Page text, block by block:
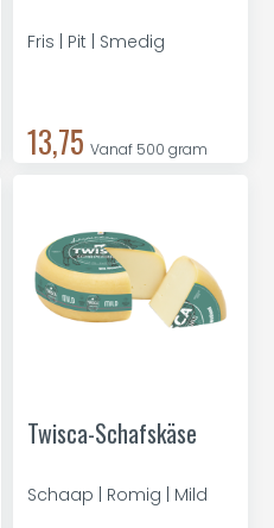
Fris | Pit | Smedig
13,75 Vanaf 500 gram
Twisca-Schafskäse
Schaap | Romig | Mild